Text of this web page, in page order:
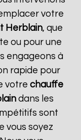
votre
Herblain, que
ou pour une
engageons à
rapide pour
votrechauffe
dans les
sont
vous soyez